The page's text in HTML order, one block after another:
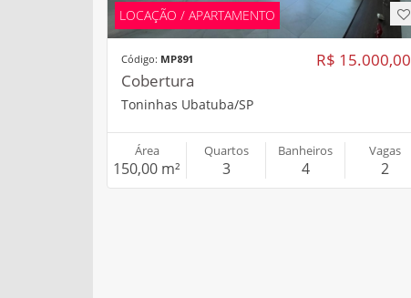
LOCAÇÃO / APARTAMENTO
R$ 15.000,00
Código: MP891
Cobertura
Toninhas Ubatuba/SP
Área
150,00 m²
Quartos
3
Banheiros
4
Vagas
2